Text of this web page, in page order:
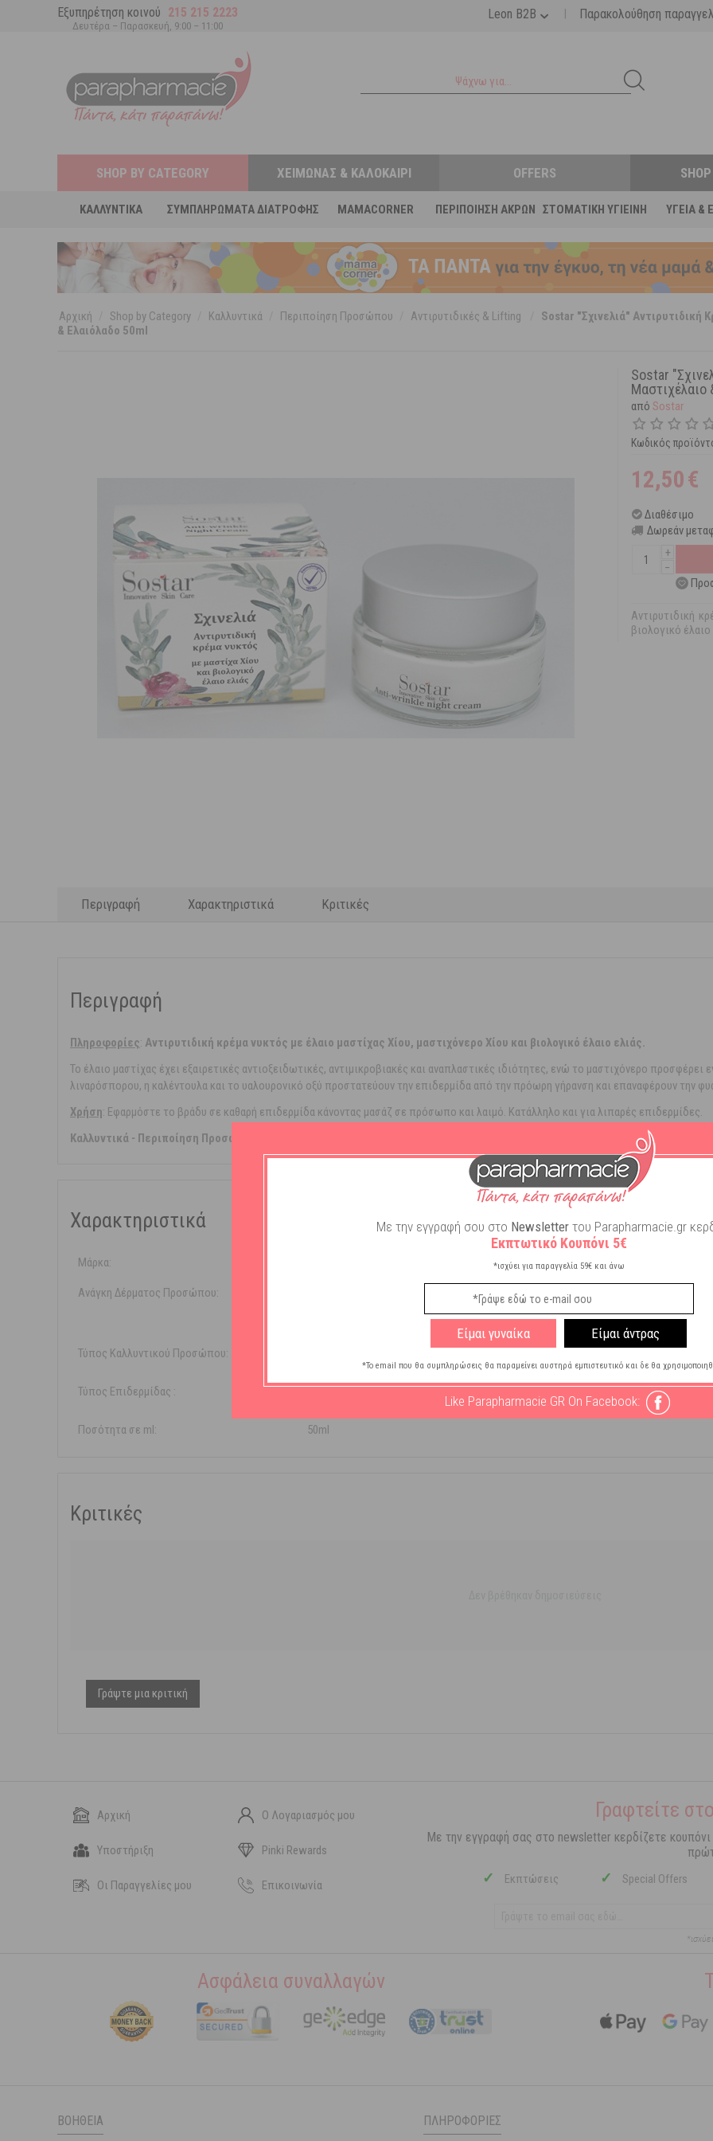
Εξυπηρέτηση κοινού 215 215 2223
Δευτέρα – Παρασκευή, 9:00 – 11:00
Leon B2B | Παρακολούθηση
SHOP BY CATEGORY
ΚΑΛΛΥΝΤΙΚΆ ΣΥΜΠΛΗΡΏΜΑΤΑ ΔΙΑΤΡΟΦΉΣ MAMACORNER ΠΕΡΙΠΟΊΗΣΗ ΆΚΡΩΝ ΣΤΟΜΑΤΙΚΉ ΥΓΙΕΙΝΉ ΥΓΕΊΑ &
ΧΕΙΜΏΝΑΣ & ΚΑΛΟΚΑΊΡΙ OFFERS
Αρχική Shop by Category Καλλυντικά Περιποίηση Προσώπου Αντιρυτιδικές & Lifting
Sostar "Σχινελιά"
& Ελαιόλαδο 50ml
Sostar
Μαστιχέλαιο
από Sostar
Κωδικός
12,50€
Διαθέσιμο
Δωρεάν
+
−
Αντιρυτιδική
βιολογικό έλαιο
Περιγραφή Χαρακτηριστικά Κριτικές
Περιγραφή
Πληροφορίες: Αντιρυτιδική κρέμα νυκτός με έλαιο μαστίχας Χίου, μαστιχόνερο Χίου και βιολογικό έλαιο ελιάς.
Το έλαιο μαστίχας έχει εξαιρετικές αντιοξειδωτικές, αντιμικροβιακές και αναπλαστικές ιδιότητες, ενώ το μαστιχόνερο
λιναρόσπορου, η καλέντουλα και το υαλουρονικό οξύ προστατεύουν την επιδερμίδα από την πρόωρη γήρανση και επαναφέρουν την
Χρήση: Εφαρμόστε το βράδυ σε καθαρή επιδερμίδα κάνοντας μασάζ σε πρόσωπο και λαιμό. Κατάλληλο και για λιπαρές επιδερμίδες.
Καλλυντικά - Περιποίηση Προσώπου
Χαρακτηριστικά
Μάρκα:
Ανάγκη Δέρματος Προσώπου:
Τύπος Καλλυντικού Προσώπου:
Τύπος Επιδερμίδας :
Ποσότητα σε ml: 50ml
Κριτικές
Γράψτε μια κριτική
Αρχική Ο Λογαριασμός μου
Υποστήριξη Pinki Rewards
Οι Παραγγελίες μου Επικοινωνία
Γραφτείτε
Με την εγγραφή σας στο newsletter κερδίζετε
✓ Εκπτώσεις ✓ Special Offers
Ασφάλεια συναλλαγών
ΒΟΉΘΕΙΑ ΠΛΗΡΟΦΟΡΊΕΣ
Με την εγγραφή σου στο Newsletter του Parapharmacie.gr
Εκπτωτικό Κουπόνι 5€
*ισχύει για παραγγελία 59€ και άνω
Είμαι γυναίκα Είμαι άντρας
*Το email που θα συμπληρώσεις θα παραμείνει αυστηρά εμπιστευτικό και δε θα
Like Parapharmacie GR On Facebook: